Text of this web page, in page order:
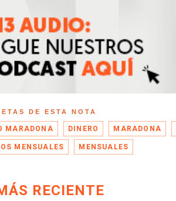
DE ESTA NOTA
MARADONA DINERO MARADONA
MENSUALES MENSUALES
RECIENTE